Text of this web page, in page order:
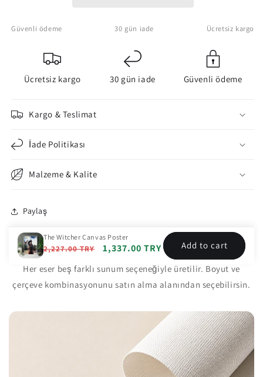
The Witcher Canvas Poster
Regular
price
2,227.00 TRY
Sale
1,337.00 TRY Add to cart
Güvenli ödeme 30 gün iade Ücretsiz kargo
Ücretsiz kargo 30 gün iade Güvenli ödeme
Kargo & Teslimat
İade Politikası
Malzeme & Kalite
Paylaş
Çerçeve Seçenekleri
Her eser beş farklı sunum seçeneğiyle üretilir. Boyut ve
çerçeve kombinasyonunu satın alma alanından seçebilirsin.